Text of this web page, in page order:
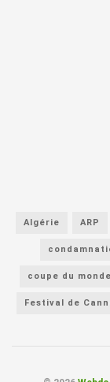
Algérie ARP
coupe du
Festival de